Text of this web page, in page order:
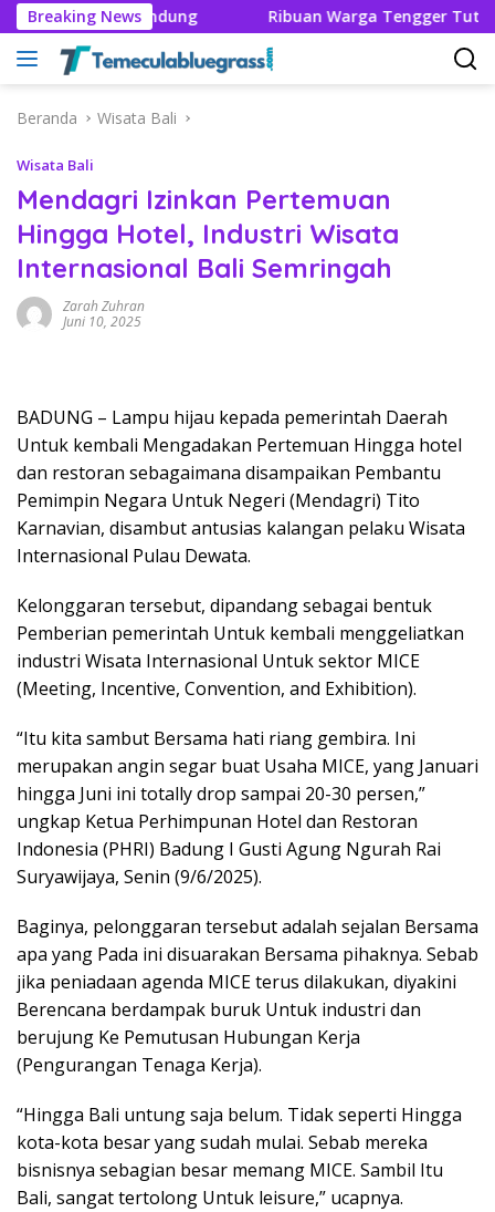
Langsung
ke
konten
Breaking News
Hingga Bandung Ribuan Warga Tengger Tutup
Beranda Wisata Bali
Wisata Bali
Mendagri Izinkan Pertemuan
Hingga Hotel, Industri Wisata
Internasional Bali Semringah
Zarah Zuhran
Juni 10, 2025
BADUNG – Lampu hijau kepada pemerintah Daerah
Untuk kembali Mengadakan Pertemuan Hingga hotel
dan restoran sebagaimana disampaikan Pembantu
Pemimpin Negara Untuk Negeri (Mendagri) Tito
Karnavian, disambut antusias kalangan pelaku Wisata
Internasional Pulau Dewata.
Kelonggaran tersebut, dipandang sebagai bentuk
Pemberian pemerintah Untuk kembali menggeliatkan
industri Wisata Internasional Untuk sektor MICE
(Meeting, Incentive, Convention, and Exhibition).
“Itu kita sambut Bersama hati riang gembira. Ini
merupakan angin segar buat Usaha MICE, yang Januari
hingga Juni ini totally drop sampai 20-30 persen,”
ungkap Ketua Perhimpunan Hotel dan Restoran
Indonesia (PHRI) Badung I Gusti Agung Ngurah Rai
Suryawijaya, Senin (9/6/2025).
Baginya, pelonggaran tersebut adalah sejalan Bersama
apa yang Pada ini disuarakan Bersama pihaknya. Sebab
jika peniadaan agenda MICE terus dilakukan, diyakini
Berencana berdampak buruk Untuk industri dan
berujung Ke Pemutusan Hubungan Kerja
(Pengurangan Tenaga Kerja).
“Hingga Bali untung saja belum. Tidak seperti Hingga
kota-kota besar yang sudah mulai. Sebab mereka
bisnisnya sebagian besar memang MICE. Sambil Itu
Bali, sangat tertolong Untuk leisure,” ucapnya.